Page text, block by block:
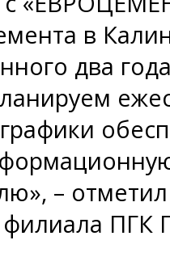
в
два
–
филиала ПГК